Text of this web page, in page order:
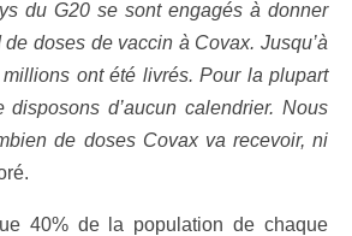
du G20 se sont engagés à donner
doses de vaccin à Covax. Jusqu’à
ont été livrés. Pour la plupart
d’aucun calendrier. Nous
de doses Covax va recevoir, ni
40% de la population de chaque